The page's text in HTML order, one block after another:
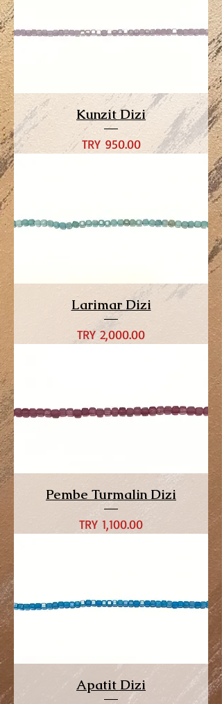
Kunzit Dizi
Price
TRY 950.00
Larimar Dizi
Price
TRY 2,000.00
Pembe Turmalin Dizi
Price
TRY 1,100.00
Apatit Dizi